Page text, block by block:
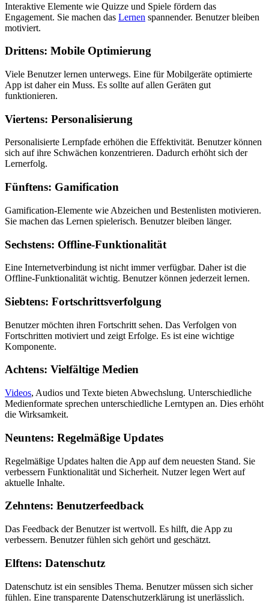
Interaktive Elemente wie Quizze und Spiele fördern das
Engagement. Sie machen das Lernen spannender. Benutzer bleiben
motiviert.
Drittens: Mobile Optimierung
Viele Benutzer lernen unterwegs. Eine für Mobilgeräte optimierte
App ist daher ein Muss. Es sollte auf allen Geräten gut
funktionieren.
Viertens: Personalisierung
Personalisierte Lernpfade erhöhen die Effektivität. Benutzer können
sich auf ihre Schwächen konzentrieren. Dadurch erhöht sich der
Lernerfolg.
Fünftens: Gamification
Gamification-Elemente wie Abzeichen und Bestenlisten motivieren.
Sie machen das Lernen spielerisch. Benutzer bleiben länger.
Sechstens: Offline-Funktionalität
Eine Internetverbindung ist nicht immer verfügbar. Daher ist die
Offline-Funktionalität wichtig. Benutzer können jederzeit lernen.
Siebtens: Fortschrittsverfolgung
Benutzer möchten ihren Fortschritt sehen. Das Verfolgen von
Fortschritten motiviert und zeigt Erfolge. Es ist eine wichtige
Komponente.
Achtens: Vielfältige Medien
Videos, Audios und Texte bieten Abwechslung. Unterschiedliche
Medienformate sprechen unterschiedliche Lerntypen an. Dies erhöht
die Wirksamkeit.
Neuntens: Regelmäßige Updates
Regelmäßige Updates halten die App auf dem neuesten Stand. Sie
verbessern Funktionalität und Sicherheit. Nutzer legen Wert auf
aktuelle Inhalte.
Zehntens: Benutzerfeedback
Das Feedback der Benutzer ist wertvoll. Es hilft, die App zu
verbessern. Benutzer fühlen sich gehört und geschätzt.
Elftens: Datenschutz
Datenschutz ist ein sensibles Thema. Benutzer müssen sich sicher
fühlen. Eine transparente Datenschutzerklärung ist unerlässlich.